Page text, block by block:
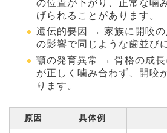
の位置が下がり、正常な噛
げられることがあります。
遺伝的要因 → 家族に開咬
の影響で同じような歯並び
顎の発育異常 → 骨格の成
が正しく噛み合わず、開咬
ります。
原因 具体例